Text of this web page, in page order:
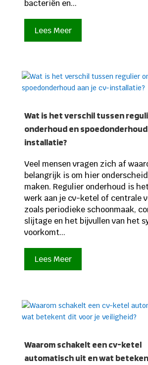
bacteriën en...
Lees Meer
Wat is het verschil tussen
onderhoud en spoedonderhoud
installatie?
Veel mensen vragen zich af
belangrijk is om hier
maken. Regulier onderhoud is
werk aan je cv-ketel of centrale
zoals periodieke schoonmaak,
slijtage en het bijvullen van het
voorkomt...
Lees Meer
Waarom schakelt een cv-ketel
automatisch uit en wat